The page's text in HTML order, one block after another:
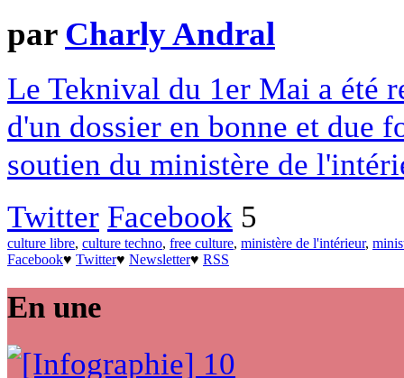
par Charly Andral
Le Teknival du 1er Mai a été
d'un dossier en bonne et due
soutien du ministère de
Twitter Facebook 5
culture libre, culture techno, free culture, ministère de l'intérieur,
Facebook♥ Twitter♥ Newsletter♥ RSS
En une